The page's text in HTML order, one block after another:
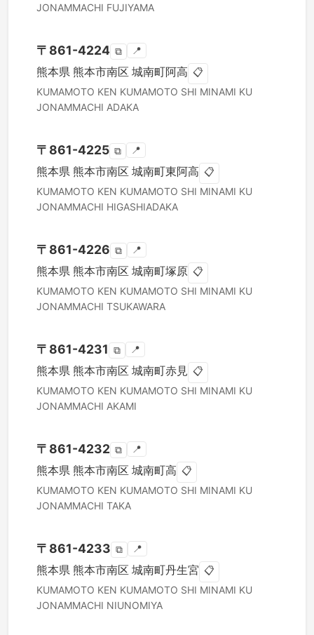
JONAMMACHI FUJIYAMA
〒 861-4224 ⧉ 📍
熊本県 熊本市南区 城南町阿高 📋
KUMAMOTO KEN KUMAMOTO SHI MINAMI KU
JONAMMACHI ADAKA
〒 861-4225 ⧉ 📍
熊本県 熊本市南区 城南町東阿高 📋
KUMAMOTO KEN KUMAMOTO SHI MINAMI KU
JONAMMACHI HIGASHIADAKA
〒 861-4226 ⧉ 📍
熊本県 熊本市南区 城南町塚原 📋
KUMAMOTO KEN KUMAMOTO SHI MINAMI KU
JONAMMACHI TSUKAWARA
〒 861-4231 ⧉ 📍
熊本県 熊本市南区 城南町赤見 📋
KUMAMOTO KEN KUMAMOTO SHI MINAMI KU
JONAMMACHI AKAMI
〒 861-4232 ⧉ 📍
熊本県 熊本市南区 城南町高 📋
KUMAMOTO KEN KUMAMOTO SHI MINAMI KU
JONAMMACHI TAKA
〒 861-4233 ⧉ 📍
熊本県 熊本市南区 城南町丹生宮 📋
KUMAMOTO KEN KUMAMOTO SHI MINAMI KU
JONAMMACHI NIUNOMIYA